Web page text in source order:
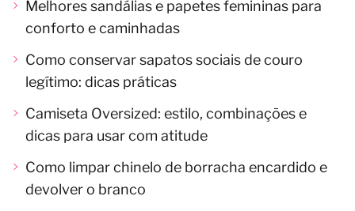
Melhores sandálias e papetes femininas para
conforto e caminhadas
Como conservar sapatos sociais de couro
legítimo: dicas práticas
Camiseta Oversized: estilo, combinações e
dicas para usar com atitude
Como limpar chinelo de borracha encardido e
devolver o branco